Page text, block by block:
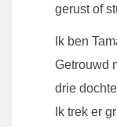
gerust of
Ik ben
Getrouwd
drie
Ik trek er